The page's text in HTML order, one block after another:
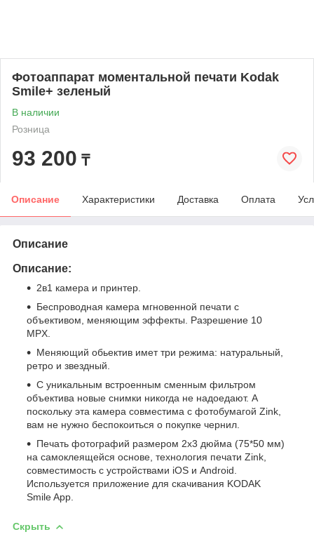
Фотоаппарат моментальной печати Kodak
Smile+ зеленый
В наличии
Розница
93 200 ₸
Описание Характеристики Доставка Оплата
Описание
Описание:
2в1 камера и принтер.
Беспроводная камера мгновенной печати с
объективом, меняющим эффекты. Разрешение 10
MPX.
Меняющий обьектив имет три режима: натуральный,
ретро и звездный.
С уникальным встроенным сменным фильтром
объектива новые снимки никогда не надоедают. А
поскольку эта камера совместима с фотобумагой Zink,
вам не нужно беспокоиться о покупке чернил.
Печать фотографий размером 2x3 дюйма (75*50 мм)
на самоклеящейся основе, технология печати Zink,
совместимость с устройствами iOS и Android.
Используется приложение для скачивания KODAK
Smile App.
Скрыть